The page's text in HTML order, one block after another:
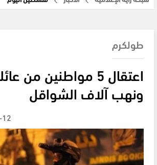
طولكرم
اعتقال 5 مواطنين من
ونهب آلاف الشواقل